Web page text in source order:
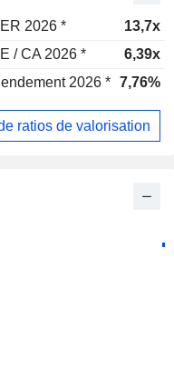
2026 *
13,7x
/ CA 2026 *
6,39x
2026 * 7,76%
ratios de valorisation